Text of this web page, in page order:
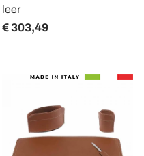
leer
€ 303,49